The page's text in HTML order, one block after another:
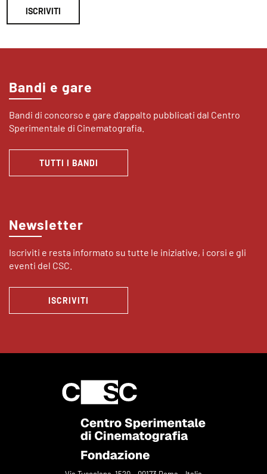
ISCRIVITI
Bandi e gare
Bandi di concorso e gare d’appalto pubblicati dal Centro
Sperimentale di Cinematografia.
TUTTI I BANDI
Newsletter
Iscriviti e resta informato su tutte le iniziative, i corsi e gli
eventi del CSC.
ISCRIVITI